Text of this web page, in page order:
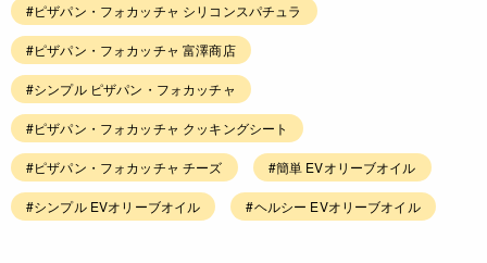
#ピザパン・フォカッチャ シリコンスパチュラ
#ピザパン・フォカッチャ 富澤商店
#シンプル ピザパン・フォカッチャ
#ピザパン・フォカッチャ クッキングシート
#ピザパン・フォカッチャ チーズ #簡単 EVオリーブオイル
#シンプル EVオリーブオイル #ヘルシー EVオリーブオイル